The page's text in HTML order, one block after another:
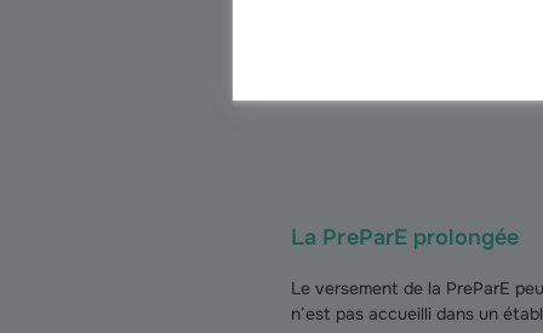
La PreParE prolongée
Le versement de la PreParE
n’est pas accueilli dans un